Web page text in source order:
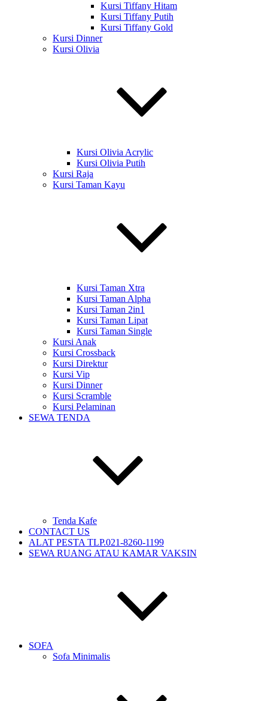
Kursi Tiffany Hitam
Kursi Tiffany Putih
Kursi Tiffany Gold
Kursi Dinner
Kursi Olivia
Kursi Olivia Acrylic
Kursi Olivia Putih
Kursi Raja
Kursi Taman Kayu
Kursi Taman Xtra
Kursi Taman Alpha
Kursi Taman 2in1
Kursi Taman Lipat
Kursi Taman Single
Kursi Anak
Kursi Crossback
Kursi Direktur
Kursi Vip
Kursi Dinner
Kursi Scramble
Kursi Pelaminan
SEWA TENDA
Tenda Kafe
CONTACT US
ALAT PESTA TLP.021-8260-1199
SEWA RUANG ATAU KAMAR VAKSIN
SOFA
Sofa Minimalis